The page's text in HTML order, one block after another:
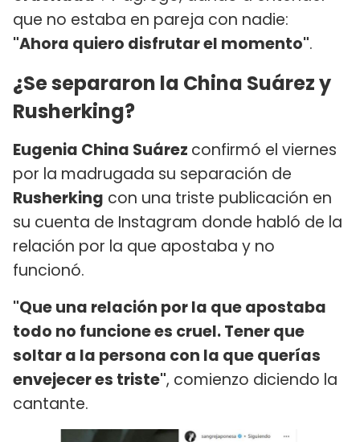
que no estaba en pareja con nadie:
"Ahora quiero disfrutar el momento".
¿Se separaron la China Suárez y
Rusherking?
Eugenia China Suárez confirmó el viernes
por la madrugada su separación de
Rusherking con una triste publicación en
su cuenta de Instagram donde habló de la
relación por la que apostaba y no
funcionó.
"Que una relación por la que apostaba
todo no funcione es cruel. Tener que
soltar a la persona con la que querías
envejecer es triste", comienzo diciendo la
cantante.